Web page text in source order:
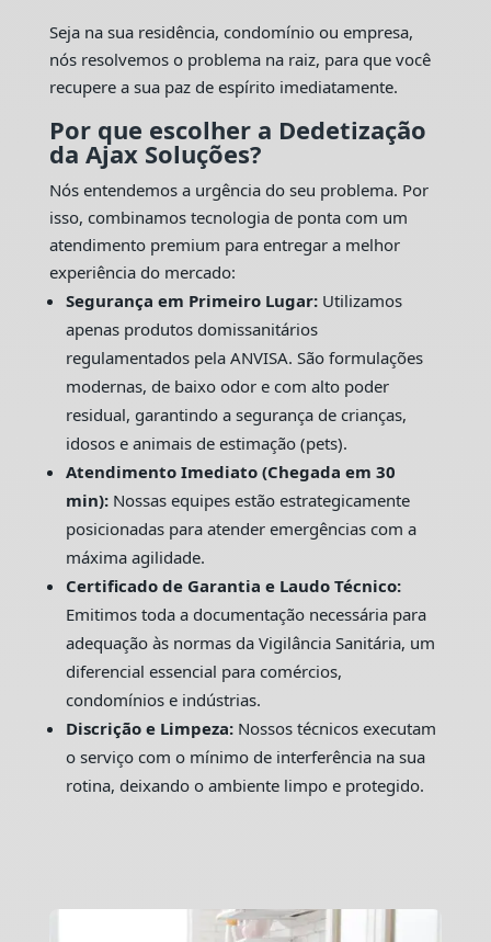
Seja na sua residência, condomínio ou empresa,
nós resolvemos o problema na raiz, para que você
recupere a sua paz de espírito imediatamente.
Por que escolher a Dedetização
da Ajax Soluções?
Nós entendemos a urgência do seu problema. Por
isso, combinamos tecnologia de ponta com um
atendimento premium para entregar a melhor
experiência do mercado:
Segurança em Primeiro Lugar:Utilizamos
apenas produtos domissanitários
regulamentados pela ANVISA. São formulações
modernas, de baixo odor e com alto poder
residual, garantindo a segurança de crianças,
idosos e animais de estimação (pets).
Atendimento Imediato (Chegada em 30
min):Nossas equipes estão estrategicamente
posicionadas para atender emergências com a
máxima agilidade.
Certificado de Garantia e Laudo Técnico:
Emitimos toda a documentação necessária para
adequação às normas da Vigilância Sanitária, um
diferencial essencial para comércios,
condomínios e indústrias.
Discrição e Limpeza:Nossos técnicos executam
o serviço com o mínimo de interferência na sua
rotina, deixando o ambiente limpo e protegido.